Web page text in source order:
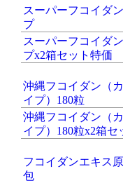
スーパーフコイダ
プ
スーパーフコイダ
プx2箱セット特価
沖縄フコイダン（
イプ）180粒
沖縄フコイダン（
イプ）180粒x2箱セ
フコイダンエキス
包